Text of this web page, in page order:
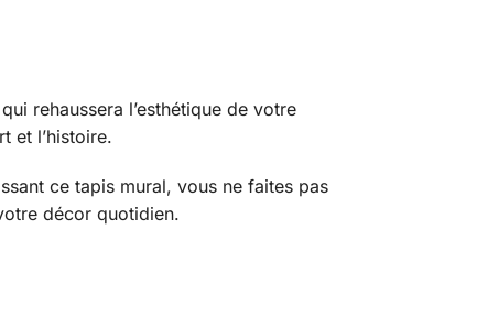
rehaussera l’esthétique de votre
et l’histoire.
ce tapis mural, vous ne faites pas
décor quotidien.